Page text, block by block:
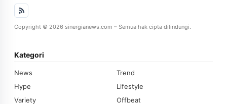
Copyright © 2026 sinergianews.com – Semua hak cipta dilindungi.
Kategori
News
Trend
Hype
Lifestyle
Variety
Offbeat